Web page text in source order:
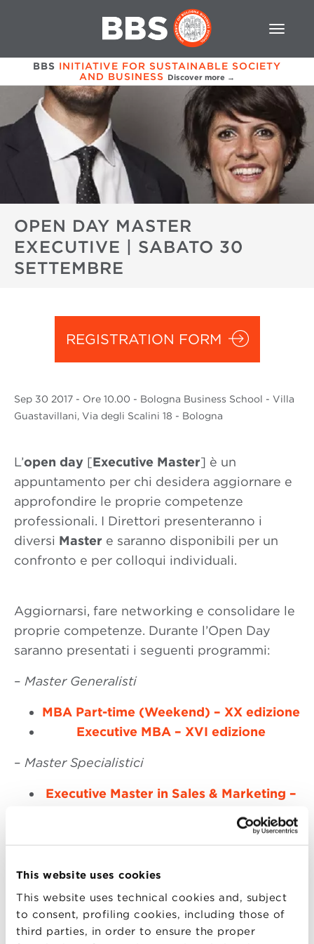
This website uses cookies
This website uses technical cookies and, subject
to consent, profiling cookies, including those of
third parties, in order to ensure the proper
BBS INITIATIVE FOR SUSTAINABLE SOCIETY
AND BUSINESS Discover more →
OPEN DAY MASTER
EXECUTIVE | SABATO 30
SETTEMBRE
REGISTRATION FORM
Sep 30 2017 - Ore 10.00 - Bologna Business School - Villa
Guastavillani, Via degli Scalini 18 - Bologna
L’open day [Executive Master] è un
appuntamento per chi desidera aggiornare e
approfondire le proprie competenze
professionali. I Direttori presenteranno i
diversi Master e saranno disponibili per un
confronto e per colloqui individuali.
Aggiornarsi, fare networking e consolidare le
proprie competenze. Durante l’Open Day
saranno presentati i seguenti programmi:
– Master Generalisti
MBA Part-time (Weekend) – XX edizione
Executive MBA – XVI edizione
– Master Specialistici
Executive Master in Sales & Marketing –
Executive Master in Supply
Executive Master in Digital Business – II
edizione
Executive Master in Business Innovation
Design – I edizione